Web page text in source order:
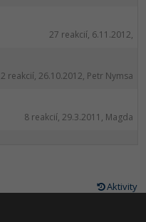
27 reakcií, 6.11.2012,
2 reakcií, 26.10.2012, Petr Nymsa
8 reakcií, 29.3.2011, Magda
Aktivity